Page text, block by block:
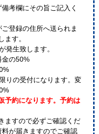
考欄にその旨ご記入く
登録の住所へ送られま
ます。
発生致します。
の50%
りの受付になります。変
予約になります。予約は
ますので必ずご確認くだ
が届きますのでご確認